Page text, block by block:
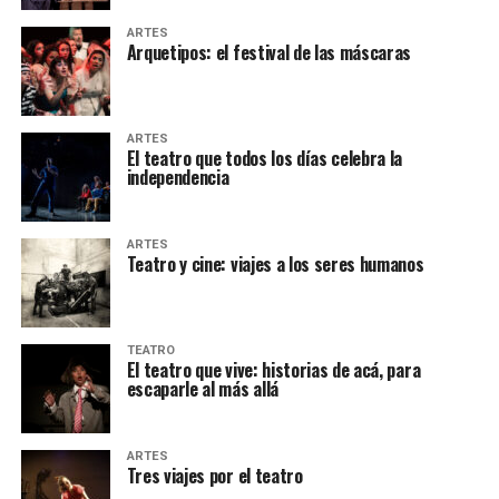
ARTES
Arquetipos: el festival de las máscaras
ARTES
El teatro que todos los días celebra la
independencia
ARTES
Teatro y cine: viajes a los seres humanos
TEATRO
El teatro que vive: historias de acá, para
escaparle al más allá
ARTES
Tres viajes por el teatro